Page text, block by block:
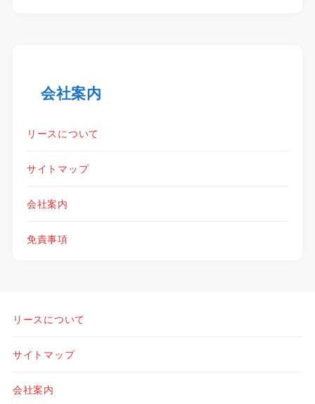
会社案内
リースについて
サイトマップ
会社案内
免責事項
リースについて
サイトマップ
会社案内